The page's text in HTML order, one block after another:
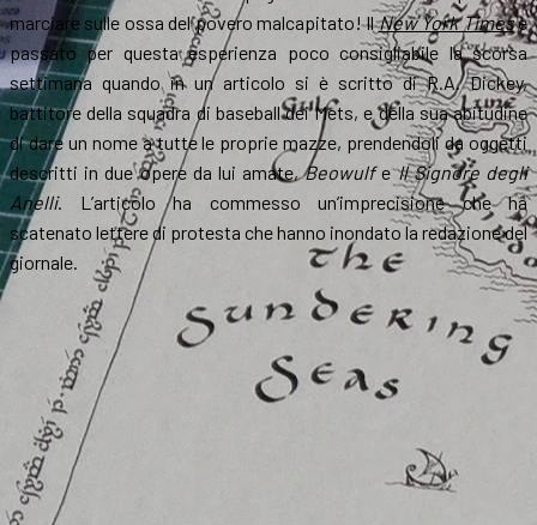
marciare sulle ossa del povero malcapitato! IlNew York Timesè
passato per questa esperienza poco consigliabile la scorsa
settimana quando in un articolo si è scritto di R.A. Dickey,
battitore della squadra di baseball dei Mets, e della sua abitudine
di dare un nome a tutte le proprie mazze, prendendoli da oggetti
descritti in due opere da lui amate,BeowulfeIl Signore degli
Anelli. L’articolo ha commesso un’imprecisione che ha
scatenato lettere di protesta che hanno inondato la redazione del
giornale.